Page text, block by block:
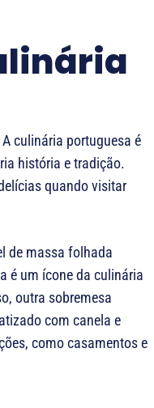
culinária portuguesa é
história e tradição.
quando visitar
de massa folhada
é um ícone da culinária
outra sobremesa
com canela e
como casamentos e